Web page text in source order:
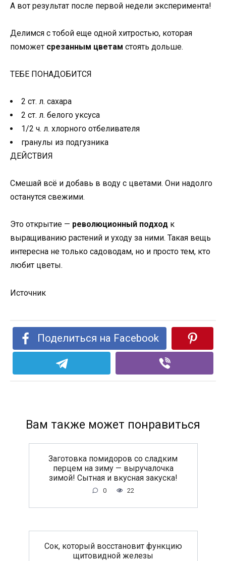
А вот результат после первой недели эксперимента!
Делимся с тобой еще одной хитростью, которая
поможет срезанным цветам стоять дольше.
ТЕБЕ ПОНАДОБИТСЯ
2 ст. л. сахара
2 ст. л. белого уксуса
1/2 ч. л. хлорного отбеливателя
гранулы из подгузника
ДЕЙСТВИЯ
Смешай всё и добавь в воду с цветами. Они надолго
останутся свежими.
Это открытие — революционный подход к
выращиванию растений и уходу за ними. Такая вещь
интересна не только садоводам, но и просто тем, кто
любит цветы.
Источник
Поделиться на Facebook
Вам также может понравиться
Заготовка помидоров со сладким
перцем на зиму — выручалочка
зимой! Сытная и вкусная закуска!
0 22
Сок, который восстановит функцию
щитовидной железы